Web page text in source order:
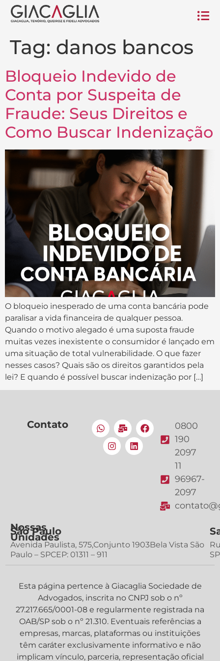
Tag: danos bancos
Bloqueio Indevido de
Conta por Suspeita de
Fraude: Seus Direitos e
Como Buscar Indenização
O bloqueio inesperado de uma conta bancária pode
paralisar a vida financeira de qualquer pessoa.
Quando o motivo alegado é uma suposta fraude
muitas vezes inexistente o consumidor é lançado em
uma situação de total vulnerabilidade. O que fazer
nesses casos? Quais são os direitos garantidos pela
lei? E quando é possível buscar indenização por […]
Contato
0800
190
2097
11
96967-
2097
Nossas
Unidades
São Paulo
Avenida Paulista, 575,Conjunto 1903Bela Vista São
Paulo – SPCEP: 01311 – 911
Esta página pertence à Giacaglia Sociedade de
Advogados, inscrita no CNPJ sob o nº
27.217.665/0001-08 e regularmente registrada na
OAB/SP sob o nº 21.310. Eventuais referências a
empresas, marcas, plataformas ou instituições
têm caráter exclusivamente informativo e não
implicam vínculo, parceria, representação oficial